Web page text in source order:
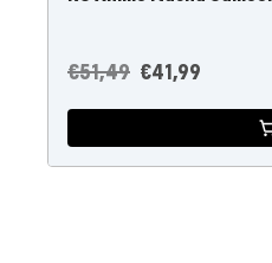
Oferta
cenowa
€41,99
Cena
regularna
€51,49